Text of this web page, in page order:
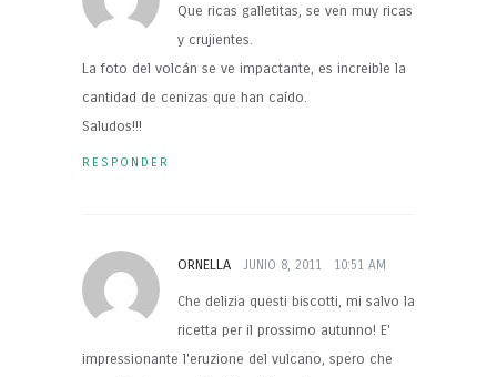
Que ricas galletitas, se ven muy ricas
y crujientes.
La foto del volcán se ve impactante, es increible la
cantidad de cenizas que han caído.
Saludos!!!
RESPONDER
ORNELLA JUNIO 8, 2011 10:51 AM
Che delizia questi biscotti, mi salvo la
ricetta per il prossimo autunno! E'
impressionante l'eruzione del vulcano, spero che